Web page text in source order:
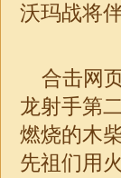
沃玛战将
合击网
龙射手第
燃烧的木
先祖们用